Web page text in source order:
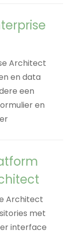
Architect
en data
een
en
Architect
met
interface